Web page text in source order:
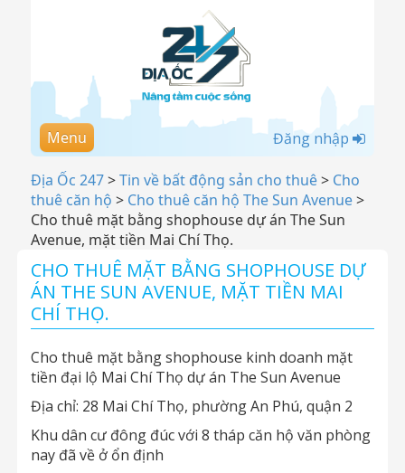
Menu Đăng nhập
Địa Ốc 247>Tin về bất động sản cho thuê> Cho
thuê căn hộ > Cho thuê căn hộ The Sun Avenue>
Cho thuê mặt bằng shophouse dự án The Sun
Avenue, mặt tiền Mai Chí Thọ.
CHO THUÊ MẶT BẰNG SHOPHOUSE DỰ
ÁN THE SUN AVENUE, MẶT TIỀN MAI
CHÍ THỌ.
Cho thuê mặt bằng shophouse kinh doanh mặt
tiền đại lộ Mai Chí Thọ dự án The Sun Avenue
Địa chỉ: 28 Mai Chí Thọ, phường An Phú, quận 2
Khu dân cư đông đúc với 8 tháp căn hộ văn phòng
nay đã về ở ổn định